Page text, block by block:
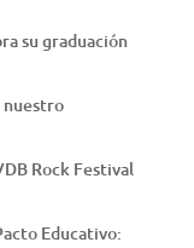
su graduación
nuestro
Rock Festival
Educativo: